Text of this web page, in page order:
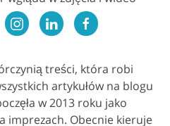
treści, która robi
artykułów na blogu
w 2013 roku jako
imprezach. Obecnie kieruje